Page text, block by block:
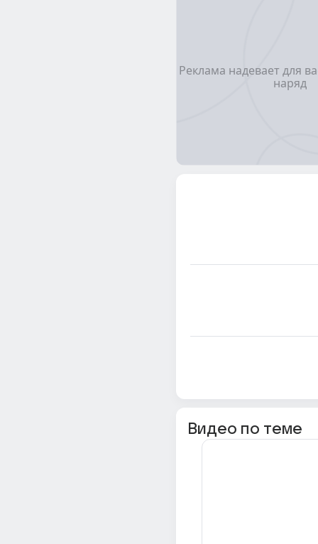
Видео по теме